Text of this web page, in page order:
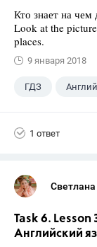
Кто знает на чем
Look at the
places.
9 января 2018
ГДЗ
1 ответ
Светлана
Task 6.
Английский